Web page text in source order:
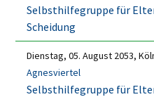
Selbsthilfegruppe für
Scheidung
Dienstag, 05. August 2053,
Agnesviertel
Selbsthilfegruppe für